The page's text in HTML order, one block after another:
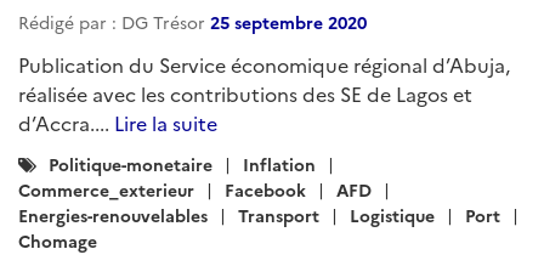
Rédigé par : DG Trésor 25 septembre 2020
Publication du Service économique régional d’Abuja,
réalisée avec les contributions des SE de Lagos et
d’Accra.... Lire la suite
Catégories
:
Politique-monetaire
Inflation
Commerce_exterieur
Facebook
AFD
Energies-renouvelables
Transport Logistique
Port
Chomage